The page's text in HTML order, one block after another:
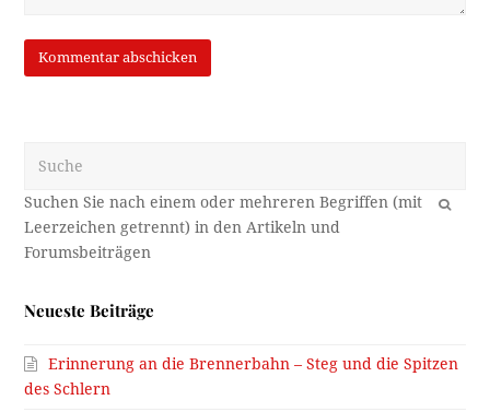
OK
Neueste Beiträge
Erinnerung an die Brennerbahn – Steg und die Spitzen
des Schlern